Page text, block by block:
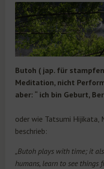
Butoh ( jap. für
Meditation, nicht
aber: “ ich bin Geburt,
oder wie Tatsumi Hijikata,
beschrieb:
„Butoh plays with time; it
humans, learn to see things